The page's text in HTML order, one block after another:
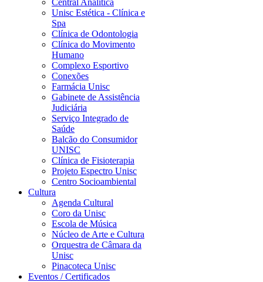
Central Analítica
Unisc Estética - Clínica e
Spa
Clínica de Odontologia
Clínica do Movimento
Humano
Complexo Esportivo
Conexões
Farmácia Unisc
Gabinete de Assistência
Judiciária
Serviço Integrado de
Saúde
Balcão do Consumidor
UNISC
Clínica de Fisioterapia
Projeto Espectro Unisc
Centro Socioambiental
Cultura
Agenda Cultural
Coro da Unisc
Escola de Música
Núcleo de Arte e Cultura
Orquestra de Câmara da
Unisc
Pinacoteca Unisc
Eventos / Certificados